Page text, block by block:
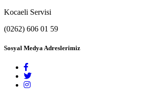
Kocaeli Servisi
(0262) 606 01 59
Sosyal Medya Adreslerimiz